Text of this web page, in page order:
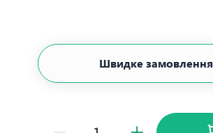
Швидке замовлення